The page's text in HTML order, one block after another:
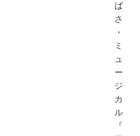
ば
さ
・
ミ
ュ
ー
ジ
カ
ル
『